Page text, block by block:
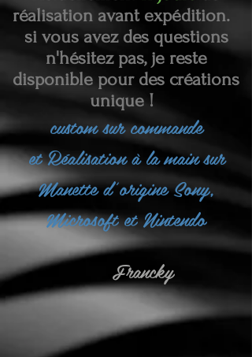
réalisation avant expédition.
si vous avez des questions
n'hésitez pas, je reste
disponible pour des créations
unique !
custom sur commande
etRéalisation à la main sur
Manette d'origine Sony,
Microsoft et Nintendo
Francky